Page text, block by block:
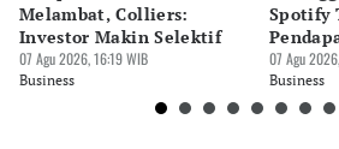
Melambat, Colliers:
Investor Makin Selektif
07 Agu 2026, 16:19 WIB
Business
Spotify
07 Agu
Business